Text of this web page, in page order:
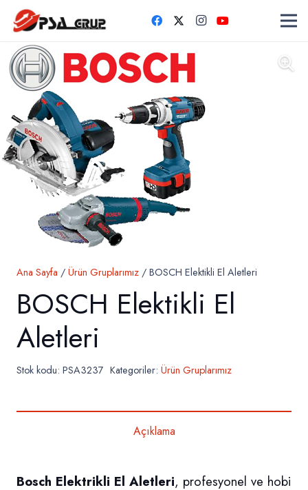
Ana Sayfa / Ürün Gruplarımız / BOSCH Elektikli El Aletleri
BOSCH Elektikli El
Aletleri
Stok kodu: PSA3237 Kategoriler: Ürün Gruplarımız
Açıklama
Bosch Elektrikli El Aletleri, profesyonel ve hobi